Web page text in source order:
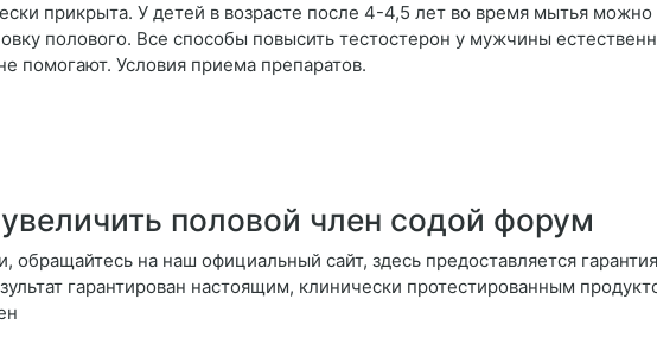
прикрыта. У детей в возрасте после 4-4,5 лет во время мытья можно
полового. Все способы повысить тестостерон у мужчины
помогают. Условия приема препаратов.
половой член содой форум
на наш официальный сайт, здесь предоставляется
гарантирован настоящим, клинически протестированным